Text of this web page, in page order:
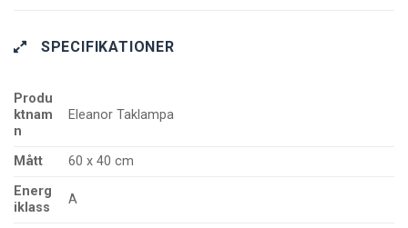
SPECIFIKATIONER
Produ
ktnam
n
Eleanor Taklampa
Mått
60 x 40 cm
Energ
iklass
A